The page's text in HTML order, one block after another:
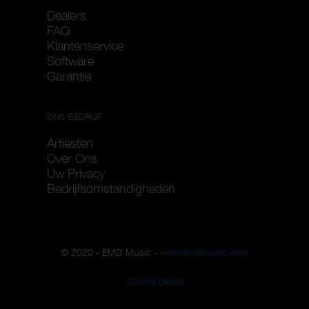
Dealers
FAQ
Klantenservice
Software
Garantie
ONS BEDRIJF
Artiesten
Over Ons
Uw Privacy
Bedrijfsomstandigheden
© 2020 - EMD Music - www.emdmusic.com
Cookie beleid